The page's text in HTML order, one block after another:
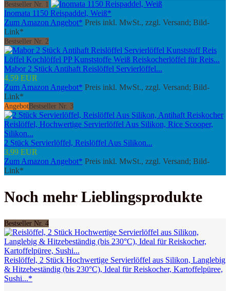
Bestseller Nr. 1
Inomata 1150 Reispaddel, Weiß*
Zum Amazon Angebot* Preis inkl. MwSt., zzgl. Versand; Bild-
Link*
Bestseller Nr. 2
Mabor 2 Stück Antihaft Reislöffel Servierlöffel...
4,59 EUR
Zum Amazon Angebot* Preis inkl. MwSt., zzgl. Versand; Bild-
Link*
Angebot Bestseller Nr. 3
2 Stück Servierlöffel, Reislöffel Aus Silikon...
3,99 EUR
Zum Amazon Angebot* Preis inkl. MwSt., zzgl. Versand; Bild-
Link*
Noch mehr Lieblingsprodukte
Bestseller Nr. 4
Reislöffel, 2 Stück Hochwertige Servierlöffel aus Silikon, Langlebig
& Hitzebeständig (bis 230°C), Ideal für Reiskocher, Kartoffelpüree,
Sushi...*